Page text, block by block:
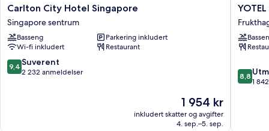
Carlton
City
Hotel
Singapore
Singapore
sentrum
Carlton City Hotel Singapore
Singapore sentrum
Basseng
Parkering inkludert
Wi-fi inkludert
Restaurant
9.4
av
9,4 Suverent
2 232 anmeldelser
Prisen
1 954 kr
1 954 kr
inkludert skatter og avgifter
4. sep.–5. sep.
YOTEL
Orchard
Road
8.8
av
8,8
1